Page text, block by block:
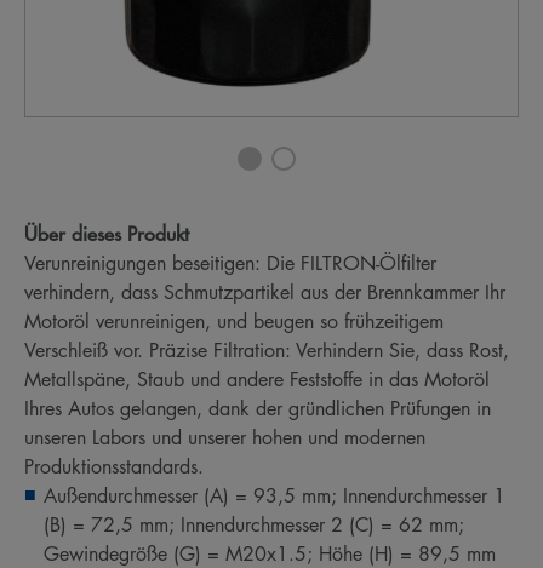
Über dieses Produkt
Verunreinigungen beseitigen: Die FILTRON-Ölfilter
verhindern, dass Schmutzpartikel aus der Brennkammer Ihr
Motoröl verunreinigen, und beugen so frühzeitigem
Verschleiß vor. Präzise Filtration: Verhindern Sie, dass Rost,
Metallspäne, Staub und andere Feststoffe in das Motoröl
Ihres Autos gelangen, dank der gründlichen Prüfungen in
unseren Labors und unserer hohen und modernen
Produktionsstandards.
Außendurchmesser (A) = 93,5 mm; Innendurchmesser 1
(B) = 72,5 mm; Innendurchmesser 2 (C) = 62 mm;
Gewindegröße (G) = M20x1.5; Höhe (H) = 89,5 mm